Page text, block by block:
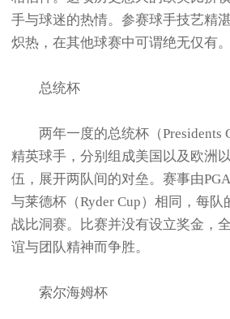
手与球迷的热情。参赛球手技艺精
炽热，在其他球赛中可谓绝无仅有。
总统杯
两年一度的总统杯（Presidents
精英球手，分别组成美国以及欧洲
伍，展开两队间的对垒。赛事由
与莱德杯（Ryder Cup）相同，每队
战比洞赛。比赛并没有设立奖金，
谊与团队精神而争胜。
索尔海姆杯